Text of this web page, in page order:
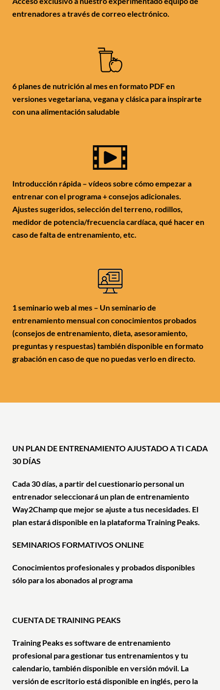
entrenadores a través de correo electrónico.
6 planes de nutrición al mes en formato PDF en
versiones vegetariana, vegana y clásica para inspirarte
con una alimentación saludable
Introducción rápida – vídeos sobre cómo empezar a
entrenar con el programa + consejos adicionales.
Ajustes sugeridos, selección del terreno, rodillos,
medidor de potencia/frecuencia cardíaca, qué hacer en
caso de falta de entrenamiento, etc.
1 seminario web al mes – Un seminario de
entrenamiento mensual con conocimientos probados
(consejos de entrenamiento, dieta, asesoramiento,
preguntas y respuestas) también disponible en formato
grabación en caso de que no puedas verlo en directo.
UN PLAN DE ENTRENAMIENTO AJUSTADO A TI CADA
30 DÍAS
Cada 30 días, a partir del cuestionario personal un
entrenador seleccionará un plan de entrenamiento
Way2Champ que mejor se ajuste a tus necesidades. El
plan estará disponible en la plataforma Training Peaks.
SEMINARIOS FORMATIVOS ONLINE
Conocimientos profesionales y probados disponibles
sólo para los abonados al programa
CUENTA DE TRAINING PEAKS
Training Peaks es software de entrenamiento
profesional para gestionar tus entrenamientos y tu
calendario, también disponible en versión móvil. La
versión de escritorio está disponible en inglés, pero la